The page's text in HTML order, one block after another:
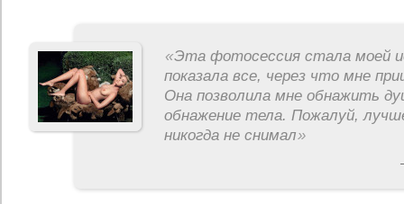
«Эта фотосессия стала моей
показала все, через что мне
Она позволила мне обнажить
обнажение тела. Пожалуй,
никогда не снимал»